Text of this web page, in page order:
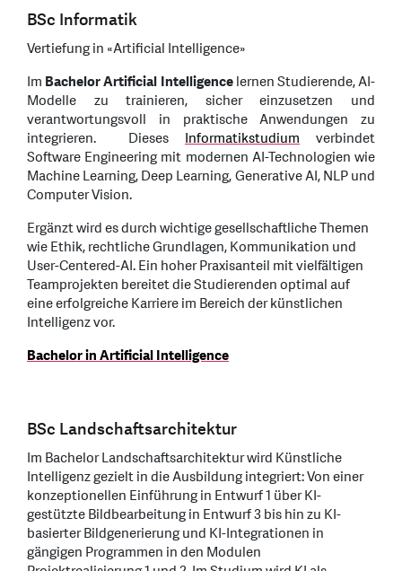
BSc Informatik
Vertiefung in «Artificial Intelligence»
Im Bachelor Artificial Intelligencelernen Studierende, AI-
Modelle zu trainieren, sicher einzusetzen und
verantwortungsvoll in praktische Anwendungen zu
integrieren. Dieses Informatikstudium verbindet
Software Engineering mit modernen AI-Technologien wie
Machine Learning, Deep Learning, Generative AI, NLP und
Computer Vision.
Ergänzt wird es durch wichtige gesellschaftliche Themen
wie Ethik, rechtliche Grundlagen, Kommunikation und
User-Centered-AI. Ein hoher Praxisanteil mit vielfältigen
Teamprojekten bereitet die Studierenden optimal auf
eine erfolgreiche Karriere im Bereich der künstlichen
Intelligenz vor.
Bachelor in Artificial Intelligence
BSc Landschaftsarchitektur
Im Bachelor Landschaftsarchitektur wird Künstliche
Intelligenz gezielt in die Ausbildung integriert: Von einer
konzeptionellen Einführung in Entwurf 1 über KI-
gestützte Bildbearbeitung in Entwurf 3 bis hin zu KI-
basierter Bildgenerierung und KI-Integrationen in
gängigen Programmen in den Modulen